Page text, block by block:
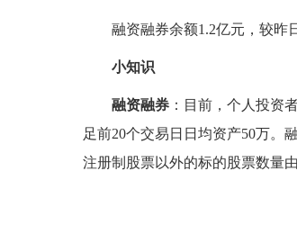
融资融券余额1.2亿元，较昨
小知识
融资融券 ：目前，个人投资
足前20个交易日日均资产50万。
注册制股票以外的标的股票数量